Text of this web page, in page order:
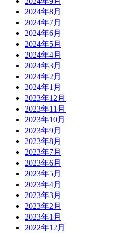
2024年8月
2024年7月
2024年6月
2024年5月
2024年4月
2024年3月
2024年2月
2024年1月
2023年12月
2023年11月
2023年10月
2023年9月
2023年8月
2023年7月
2023年6月
2023年5月
2023年4月
2023年3月
2023年2月
2023年1月
2022年12月